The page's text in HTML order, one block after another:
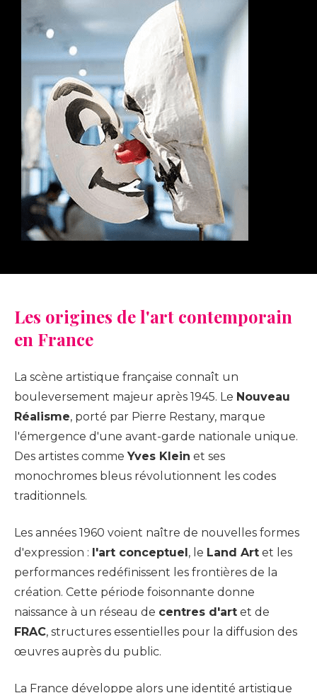
Les origines de l'art contemporain
en France
La scène artistique française connaît un
bouleversement majeur après 1945. Le Nouveau
Réalisme, porté par Pierre Restany, marque
l'émergence d'une avant-garde nationale unique.
Des artistes comme Yves Klein et ses
monochromes bleus révolutionnent les codes
traditionnels.
Les années 1960 voient naître de nouvelles formes
d'expression : l'art conceptuel, le Land Art et les
performances redéfinissent les frontières de la
création. Cette période foisonnante donne
naissance à un réseau de centres d'art et de
FRAC, structures essentielles pour la diffusion des
œuvres auprès du public.
La France développe alors une identité artistique